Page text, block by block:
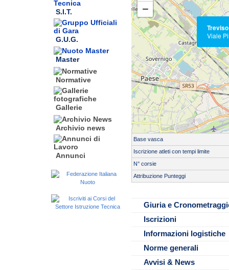
S.I.T.
G.U.G.
Master
Normative
Gallerie
Archivio news
Annunci
Treviso
Viale
−
Base vasca
Iscrizione atleti con tempi limite
N° corsie
Attribuzione Punteggi
Giuria e
Servizio di cronometraggio:
Tipo cronometraggio:
Iscrizioni
Entro le ore 21:00 di giovedi
Informazioni logistiche
Riscaldamento ES B 13:55 –
Inizio gare 14:30
Norme generali
Il contributo di € 3,00 per
subito dopo l'apertura
Avvisi & News